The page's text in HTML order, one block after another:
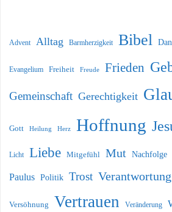
Advent Alltag Barmherzigkeit Bibel
Evangelium Freiheit Freude Frieden
Gemeinschaft Gerechtigkeit
Gott Heilung Herz Hoffnung
Licht Liebe Mitgefühl Mut Nachfolge
Paulus Politik Trost Verantwortung
Versöhnung Vertrauen Veränderung